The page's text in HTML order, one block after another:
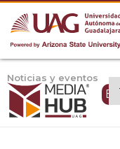
Noticias y eventos